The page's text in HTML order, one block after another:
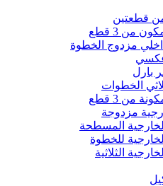
قطعتين
من 3 قطع
مزدوج الخطوة
بارل
الخطوات
من 3 قطع
مزدوجة
المسطحة
للخطوة
الثلاثية